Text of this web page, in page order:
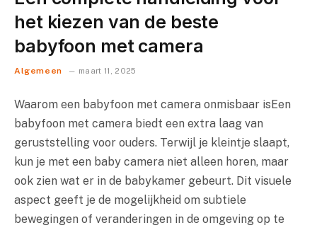
het kiezen van de beste
babyfoon met camera
Algemeen maart 11, 2025
Waarom een babyfoon met camera onmisbaar isEen
babyfoon met camera biedt een extra laag van
geruststelling voor ouders. Terwijl je kleintje slaapt,
kun je met een baby camera niet alleen horen, maar
ook zien wat er in de babykamer gebeurt. Dit visuele
aspect geeft je de mogelijkheid om subtiele
bewegingen of veranderingen in de omgeving op te